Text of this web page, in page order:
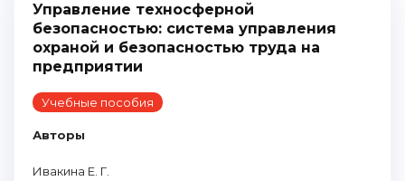
Управление техносферной
безопасностью: система управления
охраной и безопасностью труда на
предприятии
Учебные пособия
Авторы
Ивакина Е. Г.